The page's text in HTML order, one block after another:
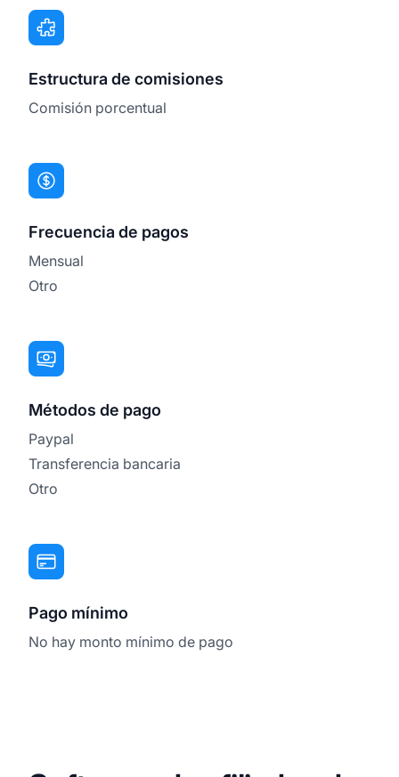
Estructura de comisiones
Comisión porcentual
Frecuencia de pagos
Mensual
Otro
Métodos de pago
Paypal
Transferencia bancaria
Otro
Pago mínimo
No hay monto mínimo de pago